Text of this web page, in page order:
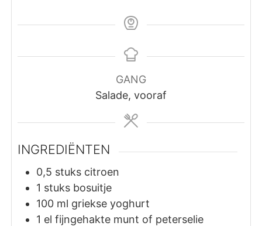
GANG
Salade, vooraf
INGREDIËNTEN
0,5 stuks citroen
1 stuks bosuitje
100 ml griekse yoghurt
1 el fijngehakte munt of peterselie